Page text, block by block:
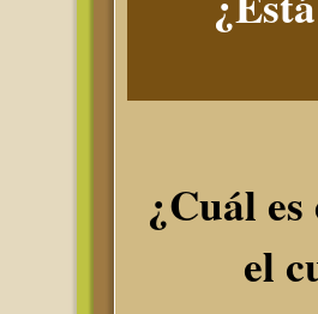
¿Cuál
el